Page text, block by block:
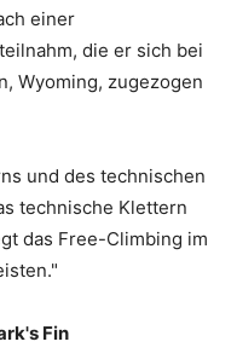
einer
die er sich bei
Wyoming, zugezogen
und des technischen
technische Klettern
das Free-Climbing im
Fin